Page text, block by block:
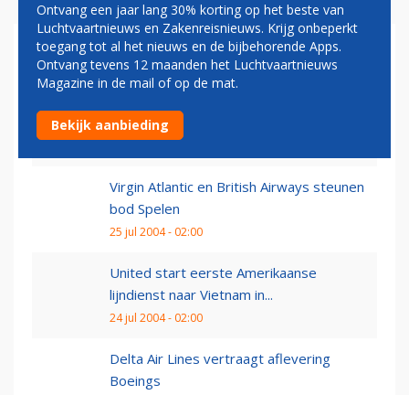
AIRLINES
Groeiplannen voor PrivatAir
Virgin Atlantic en British Airways steunen
bod Spelen
25 jul 2004 - 02:00
United start eerste Amerikaanse
lijndienst naar Vietnam in...
24 jul 2004 - 02:00
Delta Air Lines vertraagt aflevering
Boeings
Ontvang een jaar lang 30% korting op het beste van
Luchtvaartnieuws en Zakenreisnieuws. Krijg onbeperkt
toegang tot al het nieuws en de bijbehorende Apps.
Ontvang tevens 12 maanden het Luchtvaartnieuws
Magazine in de mail of op de mat.
Bekijk aanbieding